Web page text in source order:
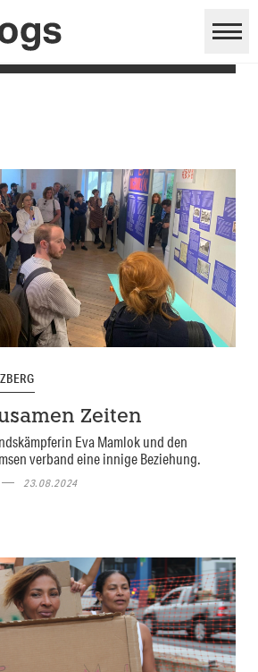
Zeiten
Eva Mamlok und den
verband eine innige Beziehung.
23.08.2024